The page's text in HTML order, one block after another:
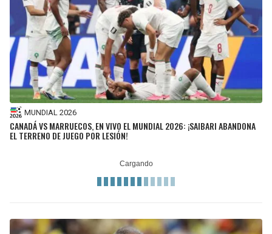
MUNDIAL 2026
CANADÁ VS MARRUECOS, EN VIVO EL MUNDIAL 2026: ¡SAIBARI ABANDONA
EL TERRENO DE JUEGO POR LESIÓN!